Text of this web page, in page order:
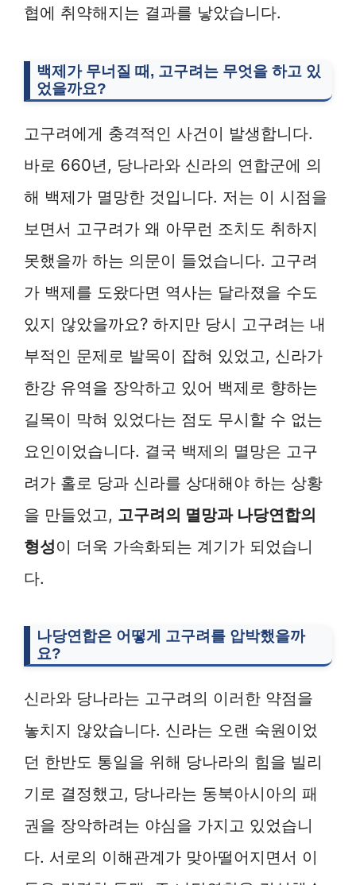
협에 취약해지는 결과를 낳았습니다.
백제가 무너질 때, 고구려는 무엇을 하고 있
었을까요?
고구려에게 충격적인 사건이 발생합니다.
바로 660년, 당나라와 신라의 연합군에 의
해 백제가 멸망한 것입니다. 저는 이 시점을
보면서 고구려가 왜 아무런 조치도 취하지
못했을까 하는 의문이 들었습니다. 고구려
가 백제를 도왔다면 역사는 달라졌을 수도
있지 않았을까요? 하지만 당시 고구려는 내
부적인 문제로 발목이 잡혀 있었고, 신라가
한강 유역을 장악하고 있어 백제로 향하는
길목이 막혀 있었다는 점도 무시할 수 없는
요인이었습니다. 결국 백제의 멸망은 고구
려가 홀로 당과 신라를 상대해야 하는 상황
을 만들었고, 고구려의 멸망과 나당연합의
형성이 더욱 가속화되는 계기가 되었습니
다.
나당연합은 어떻게 고구려를 압박했을까
요?
신라와 당나라는 고구려의 이러한 약점을
놓치지 않았습니다. 신라는 오랜 숙원이었
던 한반도 통일을 위해 당나라의 힘을 빌리
기로 결정했고, 당나라는 동북아시아의 패
권을 장악하려는 야심을 가지고 있었습니
다. 서로의 이해관계가 맞아떨어지면서 이